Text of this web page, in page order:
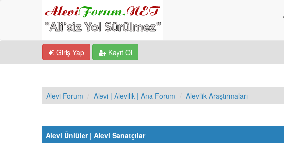
Giriş Yap Kayıt Ol
Alevi Forum Alevi | Alevilik | Ana Forum Alevilik Araştırmaları
Alevi Ünlüler | Alevi Sanatçılar